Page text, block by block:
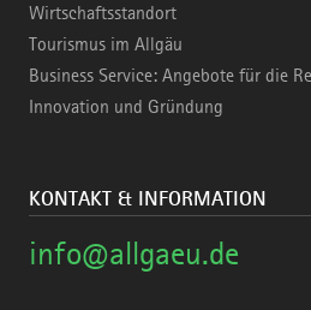
Wirtschaftsstandort
Tourismus im Allgäu
Business Service: Angebote für die
Innovation und Gründung
KONTAKT & INFORMATION
info@allgaeu.de